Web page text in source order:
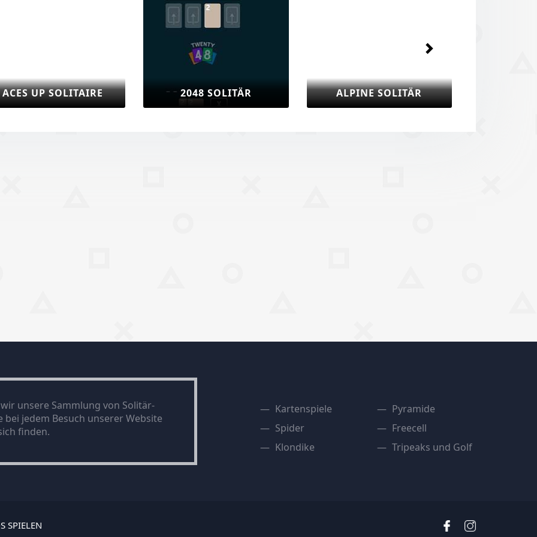
SOLITÄR ADDICTION SOLITÄR SCORPION SOLITÄR
unsere Sammlung von Solitär-
bei jedem Besuch unserer Website
finden.
Kartenspiele
Spider
Klondike
Pyramide
Freecell
Tripeaks und Golf
SPIELEN